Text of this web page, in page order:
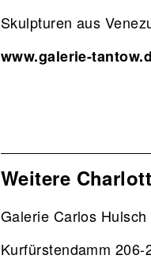
Skulpturen aus
www.galerie-
Weitere
Galerie Carlos Hulsch
Kurfürstendamm 206-